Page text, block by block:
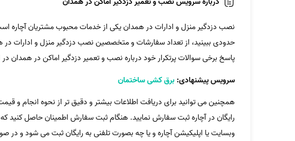
نصب دزدگیر منزل و ادارات در همدان یکی از خدمات محبوب مشتریان آچاره
حدودی ببینید، از تعداد سفارشات و متخصصین نصب دزدگیر منزل و ادارات در
پاسخ برخی سوالات پرتکرار خود درباره نصب و تعمیر دزدگیر اماکن در همدان
سرویس پیشنهادی:برق کشی ساختمان
همچنین می توانید برای دریافت اطلاعات بیشتر و دقیق تر از نحوه انجام
رایگان در آچاره ثبت سفارش نمایید. هنگام ثبت سفارش اطمینان حاصل کنید
وبسایت یا اپلیکیشن آچاره و یا چه بصورت تلفنی به رایگان ثبت می شود و در